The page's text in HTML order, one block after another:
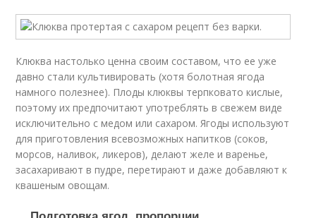
Клюква настолько ценна своим составом, что ее уже
давно стали культивировать (хотя болотная ягода
намного полезнее). Плоды клюквы терпковато кислые,
поэтому их предпочитают употреблять в свежем виде
исключительно с медом или сахаром. Ягоды используют
для приготовления всевозможных напитков (соков,
морсов, наливок, ликеров), делают желе и варенье,
засахаривают в пудре, перетирают и даже добавляют к
квашеным овощам.